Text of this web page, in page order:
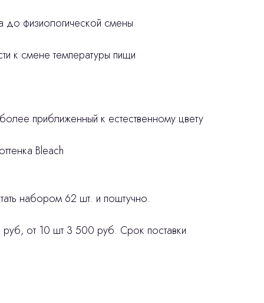
до физиологической смены
к смене температуры пищи
приближенный к естественному цвету
Bleach
набором 62 шт. и поштучно.
от 10 шт 3 500 руб. Срок поставки